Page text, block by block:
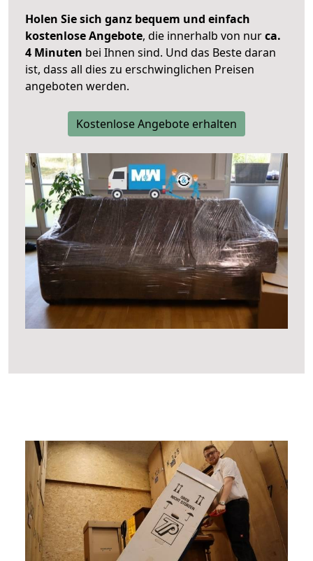
Holen Sie sich ganz bequem und einfach
kostenlose Angebote, die innerhalb von nurca.
4 Minuten bei Ihnen sind. Und das Beste daran
ist, dass all dies zu erschwinglichen Preisen
angeboten werden.
Kostenlose Angebote erhalten